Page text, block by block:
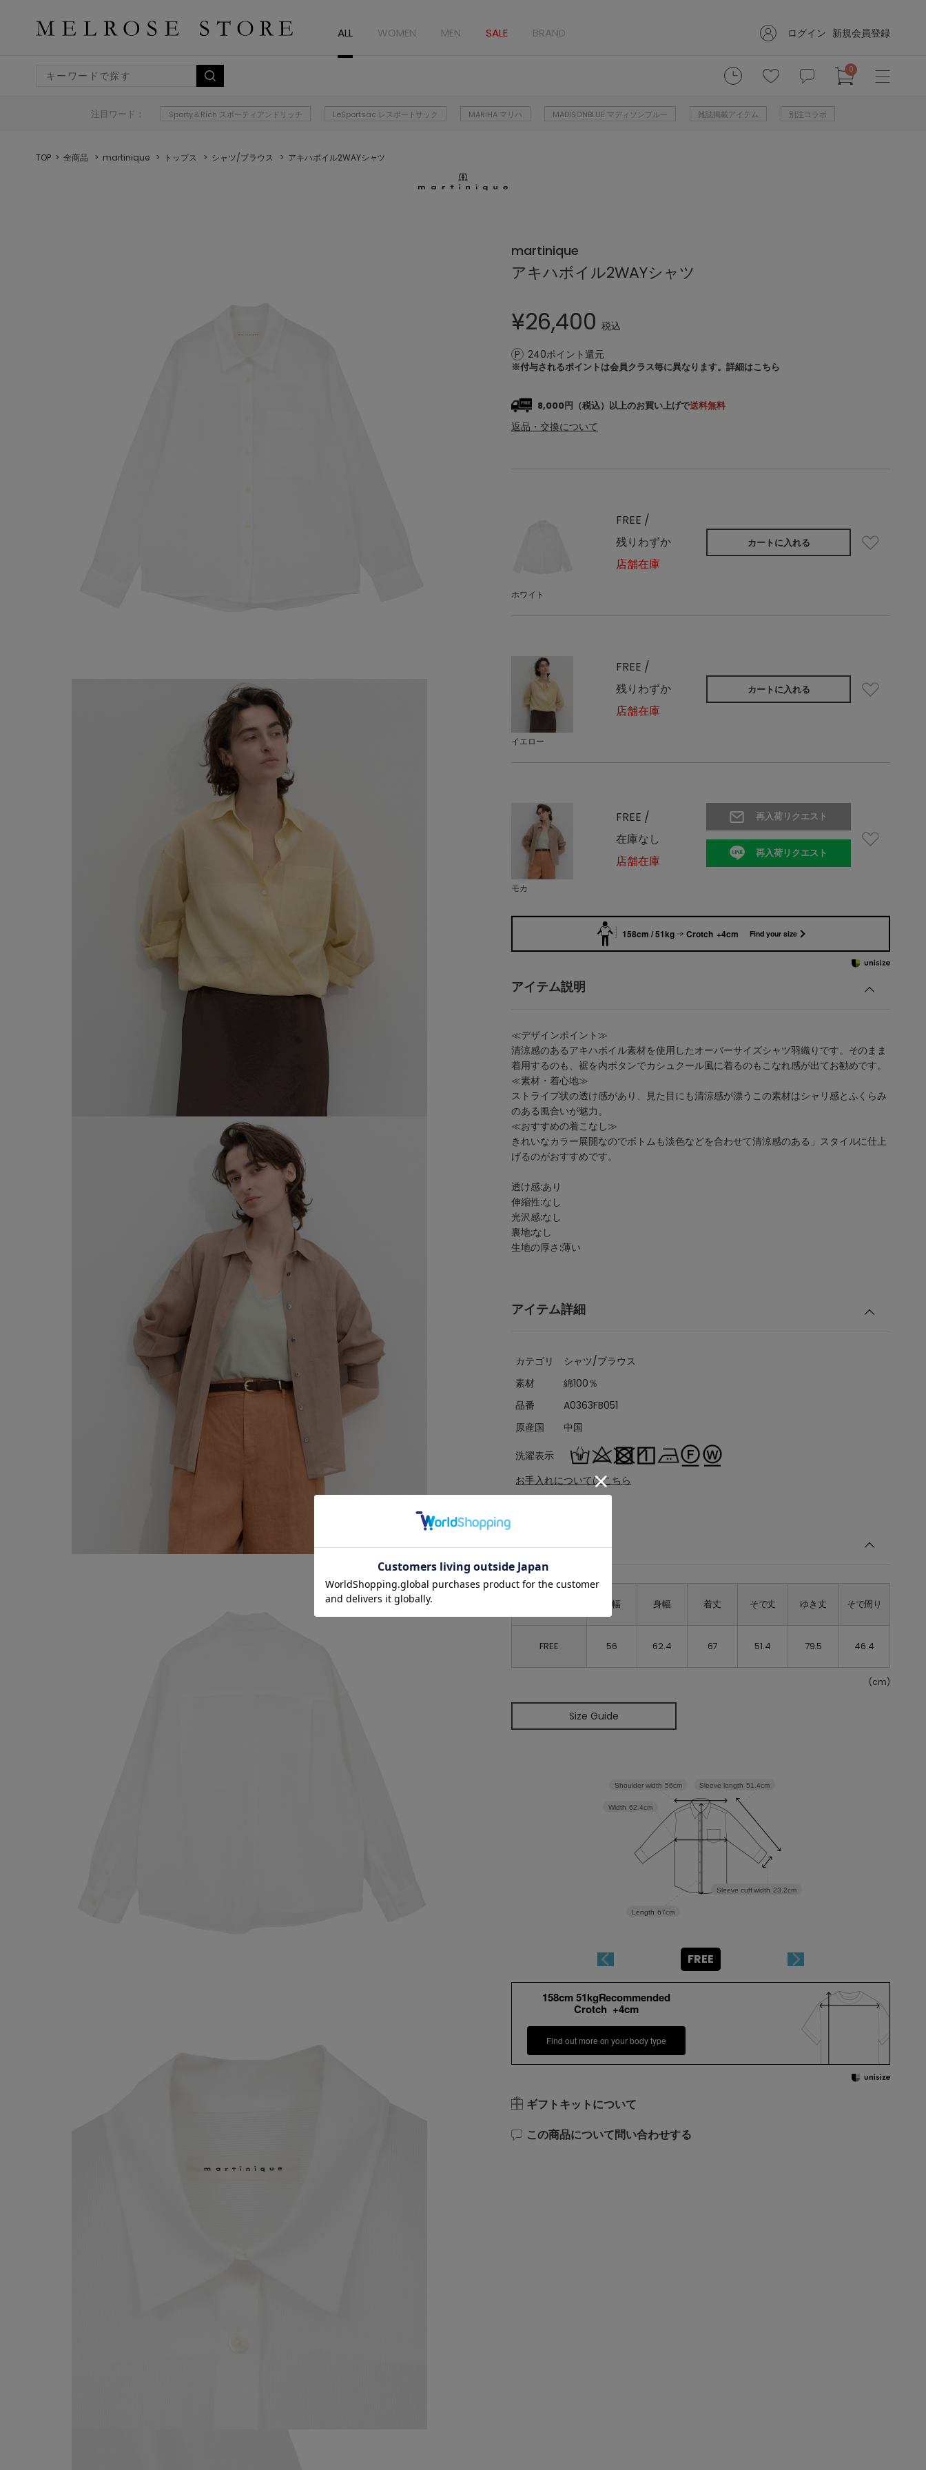
ALL WOMEN MEN SALE BRAND ログイン 新規会員登録
0
注目ワード： Sporty＆Rich スポーティアンドリッチ LeSportsac レスポートサック MARIHA マリハ MADISONBLUE マディソンブルー 雑誌掲載アイテム 別注コラボ
TOP 全商品 martinique トップス シャツ/ブラウス アキハボイル2WAYシャツ
martinique
アキハボイル2WAYシャツ
¥26,400 税込
240ポイント還元
※付与されるポイントは会員クラス毎に異なります。 詳細はこちら
8,000円（税込）以上のお買い上げで送料無料
返品・交換について
ホワイト
FREE /
残りわずか
店舗在庫
カートに入れる
イエロー
FREE /
残りわずか
店舗在庫
カートに入れる
モカ
FREE /
在庫なし
店舗在庫
再入荷リクエスト
再入荷リクエスト
158cm / 51kg Crotch +4cm Find your size
アイテム説明
≪デザインポイント≫
清涼感のあるアキハボイル素材を使用したオーバーサイズシャツ羽織りです。そのまま
着用するのも、裾を内ボタンでカシュクール風に着るのもこなれ感が出てお勧めです。
≪素材・着心地≫
ストライプ状の透け感があり、見た目にも清涼感が漂うこの素材はシャリ感とふくらみ
のある風合いが魅力。
≪おすすめの着こなし≫
きれいなカラー展開なのでボトムも淡色などを合わせて清涼感のある」スタイルに仕上
げるのがおすすめです。
透け感:あり
伸縮性:なし
光沢感:なし
裏地:なし
生地の厚さ:薄い
アイテム詳細
カテゴリ
シャツ/ブラウス
素材
綿100％
品番
A0363FB051
原産国
中国
洗濯表示
お手入れについてはこちら
肩幅 身幅 着丈 そで丈 ゆき丈 そで周り
FREE 56 62.4 67 51.4 79.5 46.4
(cm)
Size Guide
Sleeve cuff width 23.2cm
Sleeve length 51.4cm
Length 67cm
Width 62.4cm
Shoulder width 56cm
FREE
158cm 51kgRecommended
Crotch +4cm
Find out more on your body type
ギフトキットについて
この商品について問い合わせする